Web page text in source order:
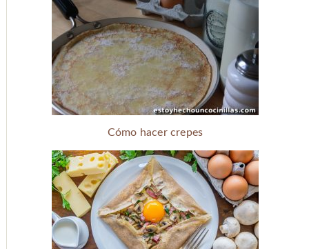
Cómo hacer crepes